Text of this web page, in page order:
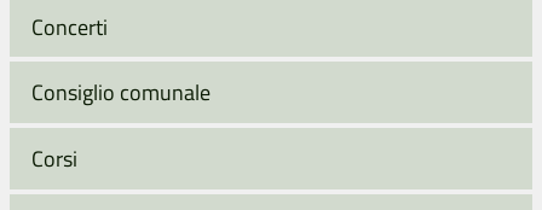
Concerti
Consiglio comunale
Corsi